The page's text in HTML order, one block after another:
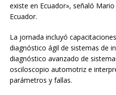
existe en Ecuador», señaló
Ecuador.
La jornada incluyó
diagnóstico ágil de sistemas de
diagnóstico avanzado de
osciloscopio automotriz e
parámetros y fallas.